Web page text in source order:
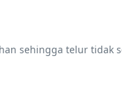
sehingga telur tidak